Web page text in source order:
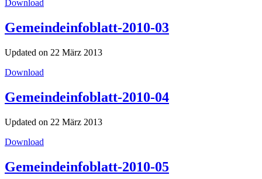
Download
Gemeindeinfoblatt-2010-03
Updated on 22 März 2013
Download
Gemeindeinfoblatt-2010-04
Updated on 22 März 2013
Download
Gemeindeinfoblatt-2010-05